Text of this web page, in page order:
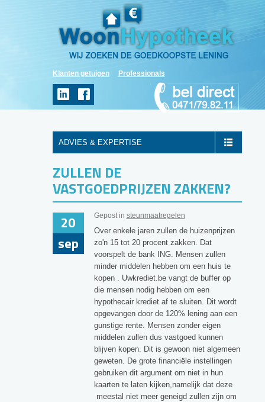
Klanten getuigen Professionals
ADVIES & EXPERTISE
ZULLEN DE
VASTGOEDPRIJZEN ZAKKEN?
20
sep
Gepost in steunmaatregelen
Over enkele jaren zullen de huizenprijzen
zo'n 15 tot 20 procent zakken. Dat
voorspelt de bank ING. Mensen zullen
minder middelen hebben om een huis te
kopen . Uwkrediet.be vangt de buffer op
die mensen nodig hebben om een
hypothecair krediet af te sluiten. Dit wordt
opgevangen door de 120% lening aan een
gunstige rente. Mensen zonder eigen
middelen zullen dus vastgoed kunnen
blijven kopen. Dit is gewoon niet algemeen
geweten. De grote financiële instellingen
gebruiken dit argument om niet in hun
kaarten te laten kijken,namelijk dat deze
meestal niet meer geneigd zullen zijn om